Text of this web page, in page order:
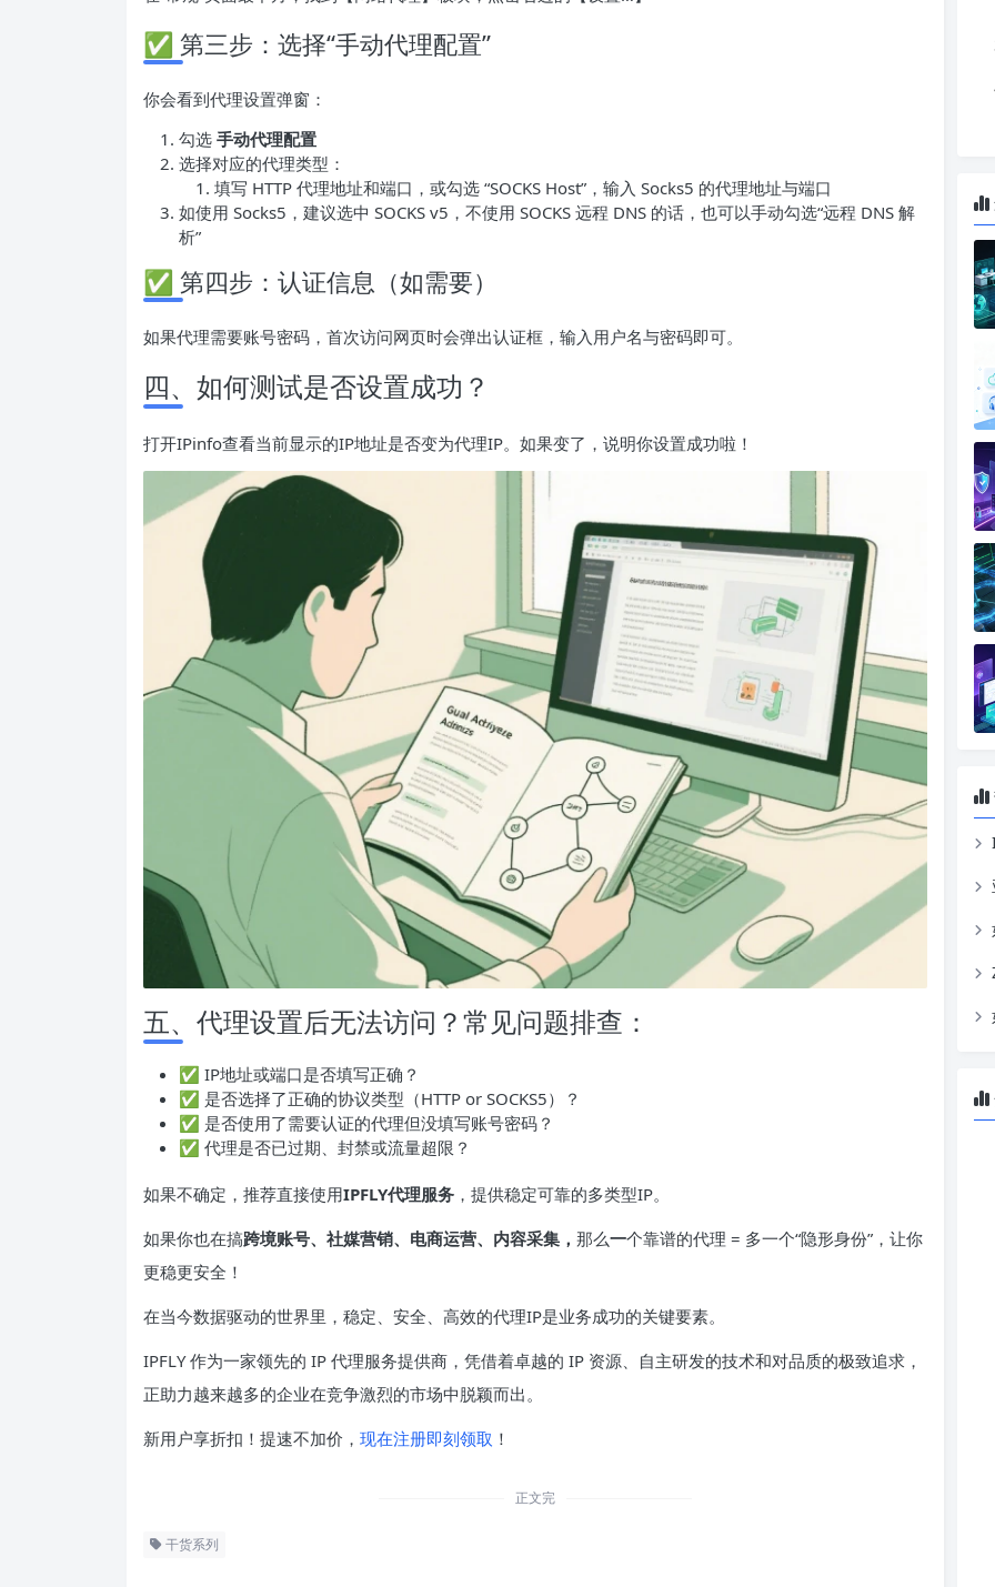
✅ 第三步：选择“手动代理配置”
你会看到代理设置弹窗：
勾选 手动代理配置
选择对应的代理类型：
填写 HTTP 代理地址和端口，或勾选 “SOCKS Host”，输入 Socks5 的代理地址与端口
如使用 Socks5，建议选中 SOCKS v5，不使用 SOCKS 远程 DNS 的话，也可以手动勾选“远程 DNS 解
析”
✅ 第四步：认证信息（如需要）
如果代理需要账号密码，首次访问网页时会弹出认证框，输入用户名与密码即可。
四、如何测试是否设置成功？
打开IPinfo查看当前显示的IP地址是否变为代理IP。如果变了，说明你设置成功啦！
五、代理设置后无法访问？常见问题排查：
✅ IP地址或端口是否填写正确？
✅ 是否选择了正确的协议类型（HTTP or SOCKS5）？
✅ 是否使用了需要认证的代理但没填写账号密码？
✅ 代理是否已过期、封禁或流量超限？
如果不确定，推荐直接使用IPFLY代理服务 ，提供稳定可靠的多类型IP。
如果你也在搞跨境账号、社媒营销、电商运营、内容采集， 那么一个靠谱的代理 = 多一个“隐形身份”，让你
更稳更安全！
在当今数据驱动的世界里，稳定、安全、高效的代理IP是业务成功的关键要素。
IPFLY 作为一家领先的 IP 代理服务提供商，凭借着卓越的 IP 资源、自主研发的技术和对品质的极致追求，
正助力越来越多的企业在竞争激烈的市场中脱颖而出。
新用户享折扣！提速不加价， 现在注册即刻领取 ！
正文完
干货系列